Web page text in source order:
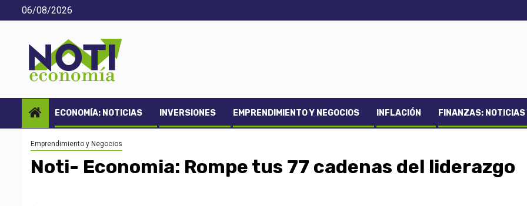
Saltar
al
06/08/2026
ECONOMÍA: NOTICIAS INVERSIONES EMPRENDIMIENTO Y NEGOCIOS INFLACIÓN FINANZAS:
Emprendimiento y Negocios
Noti- Economia: Rompe tus 77 cadenas del liderazgo